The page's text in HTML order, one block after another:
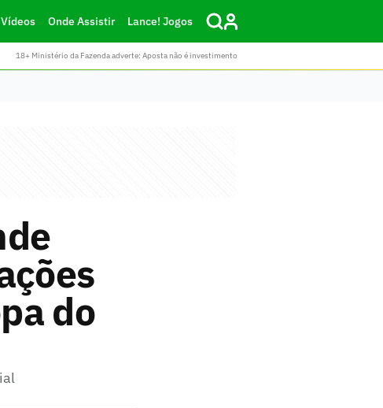
Vídeos Onde Assistir Lance! Jogos
18+ Ministério da Fazenda adverte: Aposta não é investimento
do